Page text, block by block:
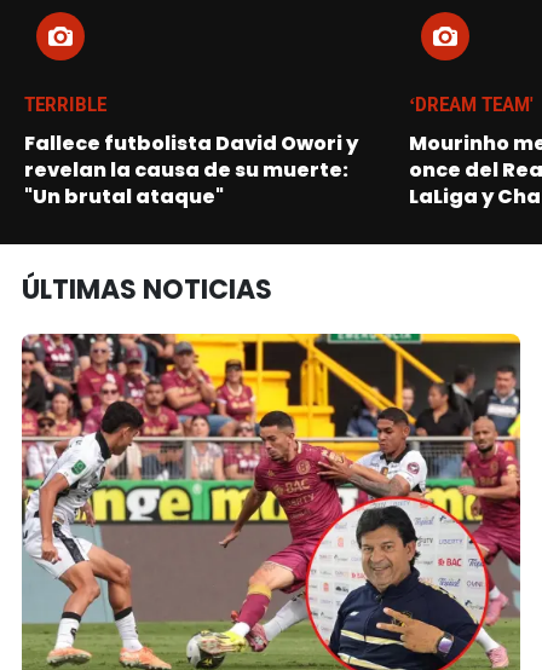
TERRIBLE
Fallece futbolista David Owori y
revelan la causa de su muerte:
"Un brutal ataque"
‘DREAM TEAM'
Mourinho
once del
LaLiga y
ÚLTIMAS NOTICIAS